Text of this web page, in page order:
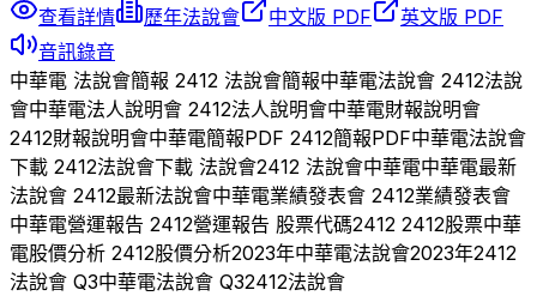
查看詳情
歷年法說會 中文版 PDF
英文版 PDF
音訊錄音
中華電 法說會簡報 2412 法說會簡報中華電法說會 2412法說
會中華電法人說明會 2412法人說明會中華電財報說明會
2412財報說明會中華電簡報PDF 2412簡報PDF中華電法說會
下載 2412法說會下載 法說會2412 法說會中華電中華電最新
法說會 2412最新法說會中華電業績發表會 2412業績發表會
中華電營運報告 2412營運報告 股票代碼2412 2412股票中華
電股價分析 2412股價分析2023年中華電法說會2023年2412
法說會 Q3中華電法說會 Q32412法說會